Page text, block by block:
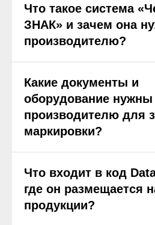
Что такое система
ЗНАК» и зачем она
производителю?
Какие документы и
оборудование нужны
производителю для
маркировки?
Что входит в код
где он размещается
продукции?